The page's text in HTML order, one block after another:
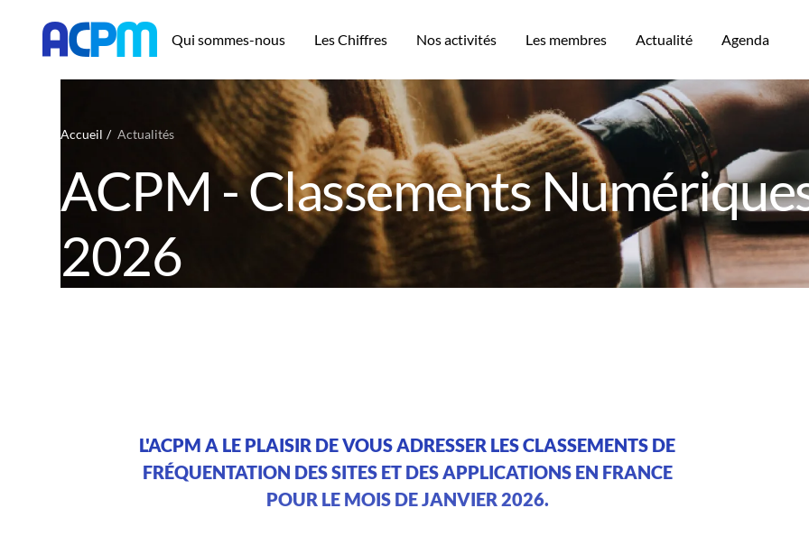
Qui sommes-nous Les Chiffres Nos activités Les membres Actualité Agenda
Accueil Actualités
ACPM - Classements
2026
L'ACPM A LE PLAISIR DE VOUS ADRESSER LES CLASSEMENTS DE
FRÉQUENTATION DES SITES ET DES APPLICATIONS EN FRANCE
POUR LE MOIS DE JANVIER 2026.